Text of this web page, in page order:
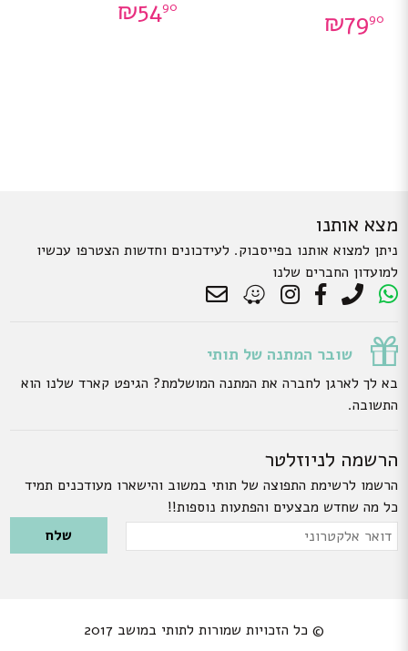
₪7990
₪5490
מצא אותנו
ניתן למצוא אותנו בפייסבוק. לעידכונים וחדשות הצטרפו עכשיו
למועדון החברים שלנו
שובר המתנה של תותי
בא לך לארגן לחברה את המתנה המושלמת? הגיפט קארד שלנו הוא
התשובה.
הרשמה לניוזלטר
הרשמו לרשימת התפוצה של תותי במשוב והישארו מעודכנים תמיד
כל מה שחדש מבצעים והפתעות נוספות!!
Please leave this field empty.
דואר
© כל הזכויות שמורות לתותי במושב 2017